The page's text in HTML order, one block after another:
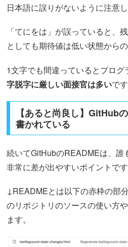
日本語に誤りがないように注意し
「てにをは」が誤っていると、
としても期待値は低い状態から
1文字でも間違っているとプロ
字脱字に厳しい面接官は多いです
【あると尚良し】GitHub
書かれている
続いてGitHubのREADMEは、誰
非常に差が出やすいポイントです
↓READMEとは以下の赤枠の部
のリポジトリのソースの使い方
ます。